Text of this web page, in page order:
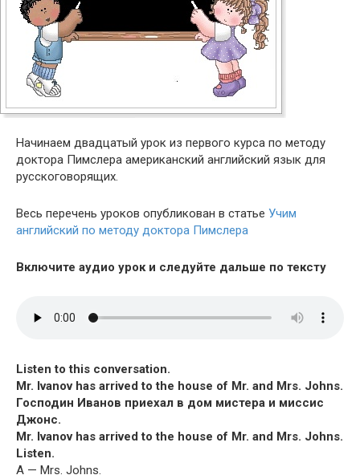
Начинаем двадцатый урок из первого курса по методу
доктора Пимслера американский английский язык для
русскоговорящих.
Весь перечень уроков опубликован в статье Учим
английский по методу доктора Пимслера
Включите аудио урок и следуйте дальше по тексту
Lis­ten to this conversation.
Mr. Ivanov has arrived to the house of Mr. and Mrs. Johns.
Господин Иванов приехал в дом мистера и миссис
Джонс.
Mr. Ivanov has arrived to the house of Mr. and Mrs. Johns.
Listen.
A — Mrs. Johns.